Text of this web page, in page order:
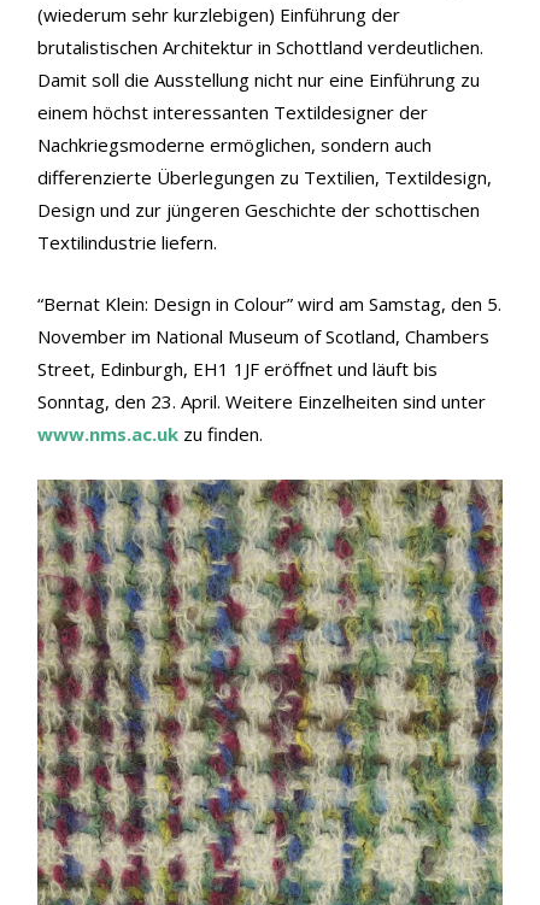
(wiederum sehr kurzlebigen) Einführung der
brutalistischen Architektur in Schottland verdeutlichen.
Damit soll die Ausstellung nicht nur eine Einführung zu
einem höchst interessanten Textildesigner der
Nachkriegsmoderne ermöglichen, sondern auch
differenzierte Überlegungen zu Textilien, Textildesign,
Design und zur jüngeren Geschichte der schottischen
Textilindustrie liefern.
“Bernat Klein: Design in Colour” wird am Samstag, den 5.
November im National Museum of Scotland, Chambers
Street, Edinburgh, EH1 1JF eröffnet und läuft bis
Sonntag, den 23. April. Weitere Einzelheiten sind unter
www.nms.ac.uk zu finden.